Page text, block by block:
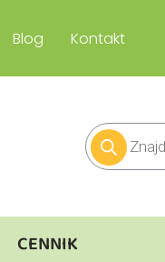
Blog Kontakt
CENNIK